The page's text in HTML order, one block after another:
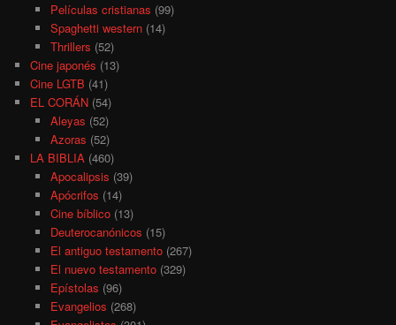
Películas cristianas (99)
Spaghetti western(14)
Thrillers (52)
Cine japonés (13)
Cine LGTB (41)
EL CORÁN (54)
Aleyas (52)
Azoras (52)
LA BIBLIA (460)
Apocalipsis (39)
Apócrifos (14)
Cine bíblico(13)
Deuterocanónicos (15)
El antiguo testamento(267)
El nuevo testamento(329)
Epístolas (96)
Evangelios (268)